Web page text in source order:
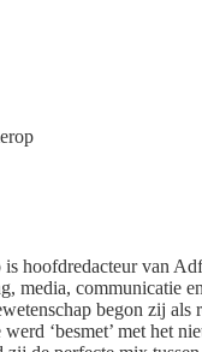
is hoofdredacteur van
media, communicatie
begon zij als
‘besmet’ met het